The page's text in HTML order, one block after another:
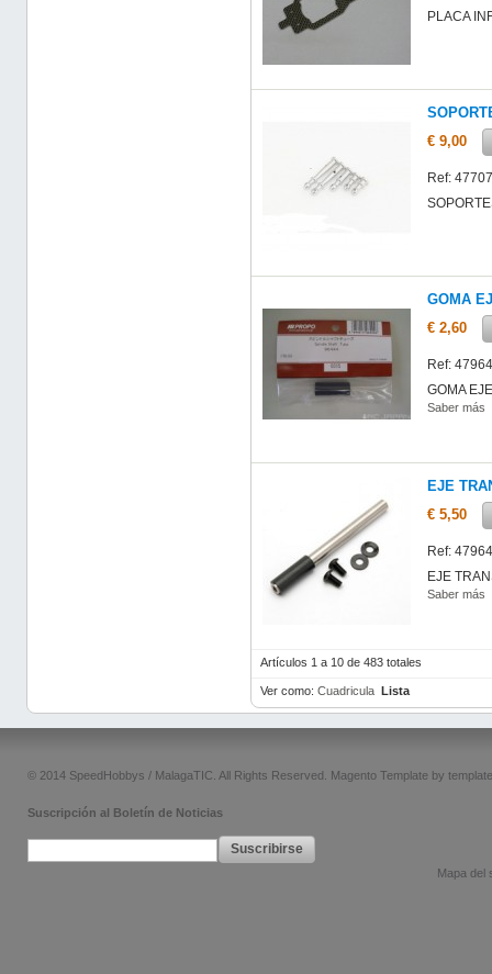
PLACA
€ 9,00
Ref:
GOMA
€ 2,60
Ref:
GOMA
Saber más
EJE
€ 5,50
Ref:
EJE
Saber más
Artículos 1 a 10 de 483 totales
Ver como: Cuadricula Lista
© 2014 SpeedHobbys / MalagaTIC. All Rights Reserved. Magento Template by
Suscripción al Boletín de Noticias
Suscribirse
Mapa del